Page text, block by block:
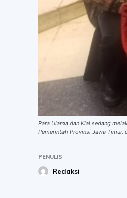
Para Ulama dan Kiai sedang
Pemerintah Provinsi Jawa Timur,
PENULIS
Redaksi